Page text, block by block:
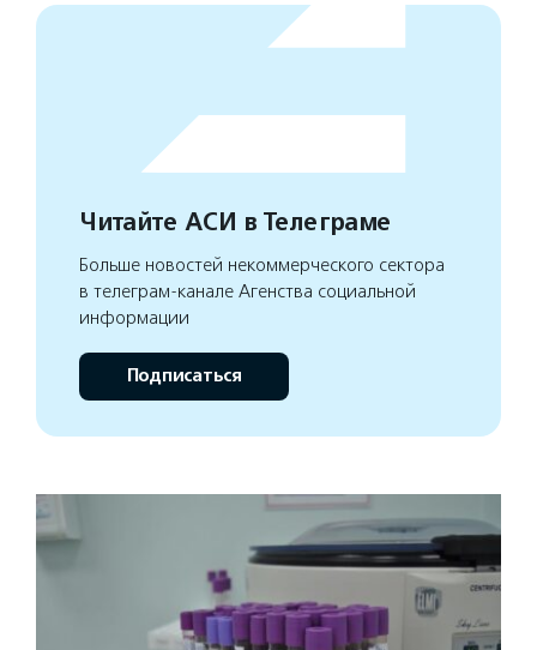
Читайте АСИ в Телеграме
Больше новостей некоммерческого сектора
в телеграм-канале Агенства социальной
информации
Подписаться